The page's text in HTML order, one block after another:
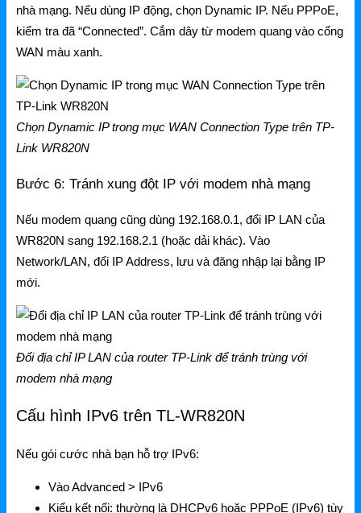
nhà mạng. Nếu dùng IP động, chọn Dynamic IP. Nếu PPPoE,
kiểm tra đã “Connected”. Cắm dây từ modem quang vào cổng
WAN màu xanh.
Chọn Dynamic IP trong mục WAN Connection Type trên TP-
Link WR820N
Bước 6: Tránh xung đột IP với modem nhà mạng
Nếu modem quang cũng dùng 192.168.0.1, đổi IP LAN của
WR820N sang 192.168.2.1 (hoặc dải khác). Vào
Network/LAN, đổi IP Address, lưu và đăng nhập lại bằng IP
mới.
Đổi địa chỉ IP LAN của router TP-Link để tránh trùng với
modem nhà mạng
Cấu hình IPv6 trên TL-WR820N
Nếu gói cước nhà bạn hỗ trợ IPv6:
Vào Advanced > IPv6
Kiểu kết nối: thường là DHCPv6 hoặc PPPoE (IPv6) tùy